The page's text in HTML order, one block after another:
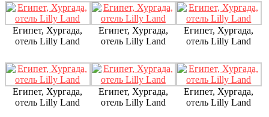
Египет, Хургада,
отель Lilly Land
Египет, Хургада,
отель Lilly Land
Египет, Хургада,
отель Lilly Land
Египет, Хургада,
отель Lilly Land
Египет, Хургада,
отель Lilly Land
Египет, Хургада,
отель Lilly Land